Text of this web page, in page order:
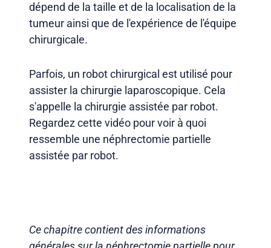
dépend de la taille et de la localisation de la
tumeur ainsi que de l'expérience de l'équipe
chirurgicale.
Parfois, un robot chirurgical est utilisé pour
assister la chirurgie laparoscopique. Cela
s'appelle la chirurgie assistée par robot.
Regardez cette vidéo pour voir à quoi
ressemble une néphrectomie partielle
assistée par robot.
Ce chapitre contient des informations